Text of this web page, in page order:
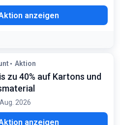
anzeigen
Aktion
zu 40% auf Kartons und
2026
anzeigen